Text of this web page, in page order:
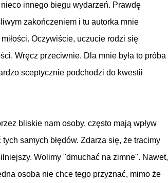
innego biegu wydarzeń. Prawdę
zakończeniem i tu autorka mnie
Oczywiście, uczucie rodzi się
Wręcz przeciwnie. Dla mnie była to próba
sceptycznie podchodzi do kwestii
bliskie nam osoby, często mają wpływ
samych błędów. Zdarza się, że tracimy
Wolimy "dmuchać na zimne". Nawet,
osoba nie chce tego przyznać, mimo że